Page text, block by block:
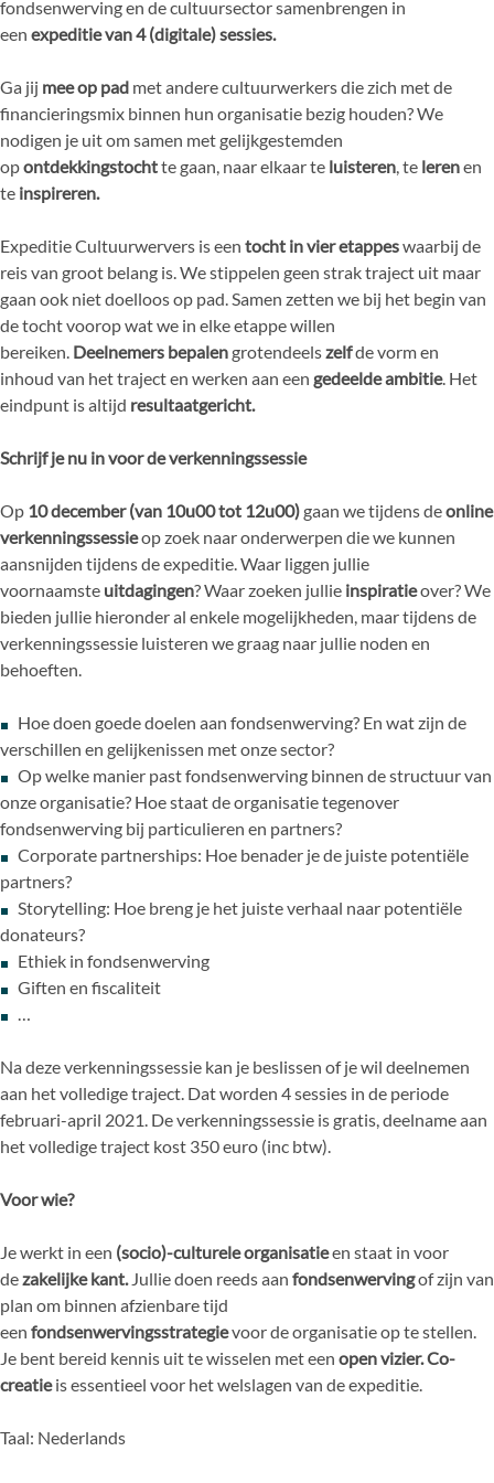
fondsenwerving en de cultuursector samenbrengen in
een expeditie van 4 (digitale) sessies.
Ga jij mee op pad met andere cultuurwerkers die zich met de
financieringsmix binnen hun organisatie bezig houden? We
nodigen je uit om samen met gelijkgestemden
opontdekkingstochtte gaan, naar elkaar te luisteren, te lerenen
te inspireren.
Expeditie Cultuurwervers is een tocht in vier etappeswaarbij de
reis van groot belang is. We stippelen geen strak traject uit maar
gaan ook niet doelloos op pad. Samen zetten we bij het begin van
de tocht voorop wat we in elke etappe willen
bereiken. Deelnemers bepalengrotendeelszelfde vorm en
inhoud van het traject en werken aan een gedeelde ambitie. Het
eindpunt is altijd resultaatgericht.
Schrijf je nu in voor de verkenningssessie
Op 10 december (van 10u00 tot 12u00)gaan we tijdens deonline
verkenningssessieop zoek naar onderwerpen die we kunnen
aansnijden tijdens de expeditie. Waar liggen jullie
voornaamste uitdagingen? Waar zoeken jullie inspiratieover? We
bieden jullie hieronder al enkele mogelijkheden, maar tijdens de
verkenningssessie luisteren we graag naar jullie noden en
behoeften.
Hoe doen goede doelen aan fondsenwerving? En wat zijn de
verschillen en gelijkenissen met onze sector?
Op welke manier past fondsenwerving binnen de structuur van
onze organisatie? Hoe staat de organisatie tegenover
fondsenwerving bij particulieren en partners?
Corporate partnerships: Hoe benader je de juiste potentiële
partners?
Storytelling: Hoe breng je het juiste verhaal naar potentiële
donateurs?
Ethiek in fondsenwerving
Giften en fiscaliteit
…
Na deze verkenningssessie kan je beslissen of je wil deelnemen
aan het volledige traject. Dat worden 4 sessies in de periode
februari-april 2021. De verkenningssessie is gratis, deelname aan
het volledige traject kost 350 euro (inc btw).
Voor wie?
Je werkt in een (socio)-culturele organisatieen staat in voor
dezakelijke kant.Jullie doen reeds aan fondsenwervingof zijn van
plan om binnen afzienbare tijd
een fondsenwervingsstrategievoor de organisatie op te stellen.
Je bent bereid kennis uit te wisselen met een open vizier. Co-
creatieis essentieel voor het welslagen van de expeditie.
Taal: Nederlands